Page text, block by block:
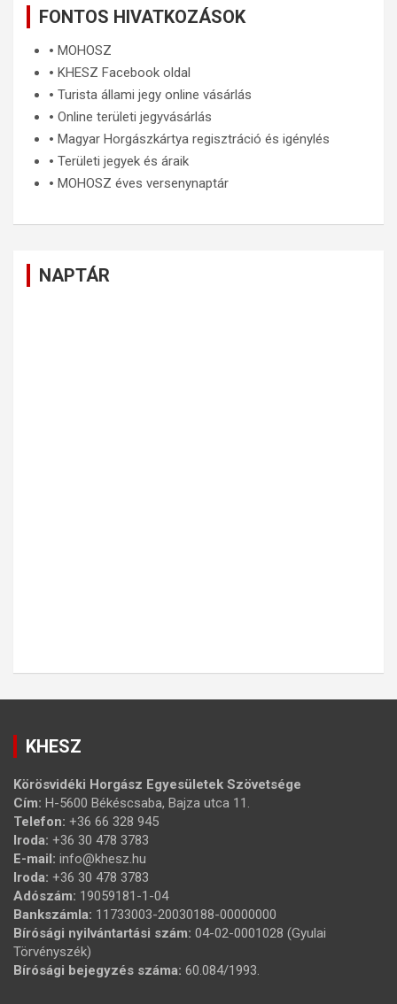
FONTOS HIVATKOZÁSOK
🞄 MOHOSZ
🞄 KHESZ Facebook oldal
🞄 Turista állami jegy online vásárlás
🞄 Online területi jegyvásárlás
🞄 Magyar Horgászkártya regisztráció és igénylés
🞄 Területi jegyek és áraik
🞄 MOHOSZ éves versenynaptár
NAPTÁR
KHESZ
Körösvidéki Horgász Egyesületek Szövetsége
Cím: H-5600 Békéscsaba, Bajza utca 11.
Telefon: +36 66 328 945
Iroda: +36 30 478 3783
E-mail: info@khesz.hu
Iroda: +36 30 478 3783
Adószám: 19059181-1-04
Bankszámla: 11733003-20030188-00000000
Bírósági nyilvántartási szám: 04-02-0001028 (Gyulai
Törvényszék)
Bírósági bejegyzés száma: 60.084/1993.